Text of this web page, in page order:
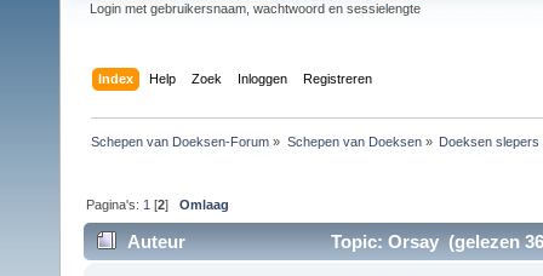
Login met gebruikersnaam, wachtwoord en sessielengte
Index Help Zoek Inloggen Registreren
Schepen van Doeksen-Forum » Schepen van Doeksen» Doeksen slepers
Pagina's: 1 [2]Omlaag
Auteur Topic: Orsay (gelezen